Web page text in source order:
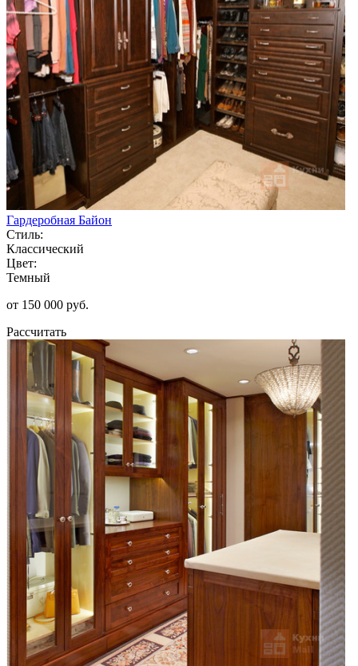
Гардеробная Байон
Стиль:
Классический
Цвет:
Темный
от 150 000 руб.
Рассчитать